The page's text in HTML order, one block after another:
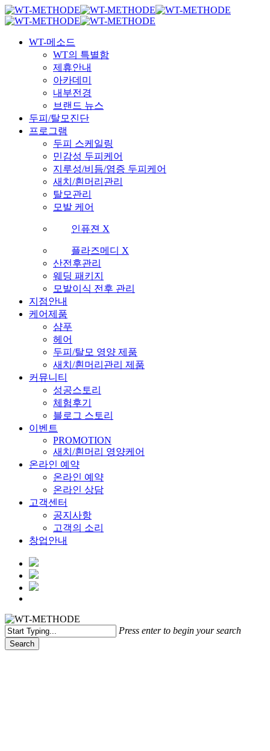
국내 최초 두피케어 브랜드
국내 최초 두피케어 브랜드
Skip
to
content
Menu
WT-메소드
WT의 특별함
제휴안내
아카데미
내부전경
브랜드 뉴스
두피/탈모진단
프로그램
두피 스케일링
민감성 두피케어
지루성/비듬/염증 두피케어
새치/흰머리관리
탈모관리
모발 케어
인퓨젼 X
플라즈메디 X
산전후관리
웨딩 패키지
모발이식 전후 관리
지점안내
케어제품
샴푸
헤어
두피/탈모 영양 제품
새치/흰머리관리 제품
커뮤니티
성공스토리
체험후기
블로그 스토리
이벤트
PROMOTION
새치/흰머리 영양케어
온라인 예약
온라인 예약
온라인 상담
고객센터
공지사항
고객의 소리
창업안내
Press enter to begin your search
Search